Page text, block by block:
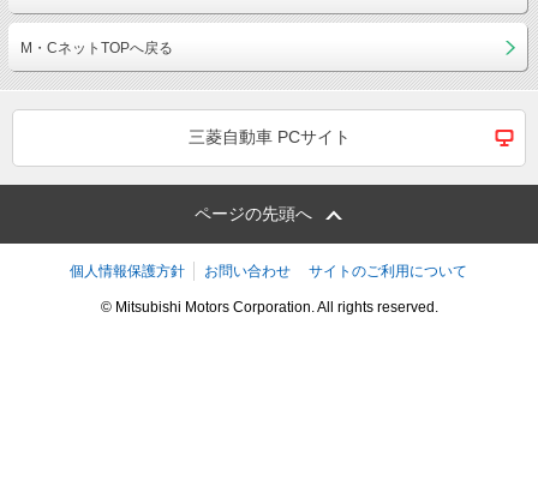
M・CネットTOPへ戻る
三菱自動車 PCサイト
ページの先頭へ
個人情報保護方針 お問い合わせ サイトのご利用について
© Mitsubishi Motors Corporation. All rights reserved.